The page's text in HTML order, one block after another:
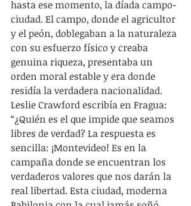
hasta ese momento, la díada campo-
ciudad. El campo, donde el agricultor
y el peón, doblegaban a la naturaleza
con su esfuerzo físico y creaba
genuina riqueza, presentaba un
orden moral estable y era donde
residía la verdadera nacionalidad.
Leslie Crawford escribía en Fragua:
“¿Quién es el que impide que seamos
libres de verdad? La respuesta es
sencilla: ¡Montevideo! Es en la
campaña donde se encuentran los
verdaderos valores que nos darán la
real libertad. Esta ciudad, moderna